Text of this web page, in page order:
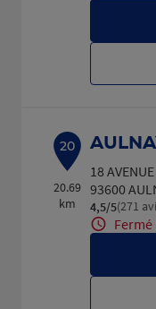
20
20.69
km
18
93600
4,5/5Note de 4.5
(271